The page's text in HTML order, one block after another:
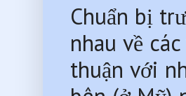
Chuẩn bị
nhau về
thuận với